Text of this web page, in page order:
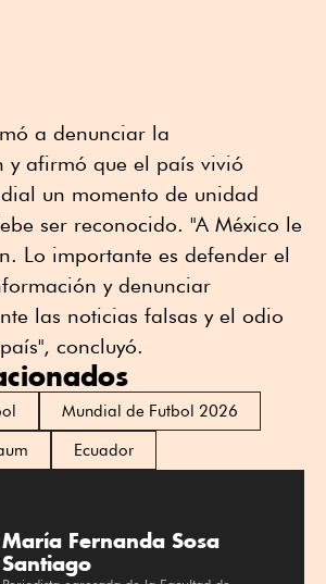
a denunciar la
y afirmó que el país vivió
un momento de unidad
ser reconocido. "A México le
Lo importante es defender el
y denunciar
las noticias falsas y el odio
concluyó.
Mundial de Futbol 2026
Ecuador
María Fernanda Sosa
Santiago